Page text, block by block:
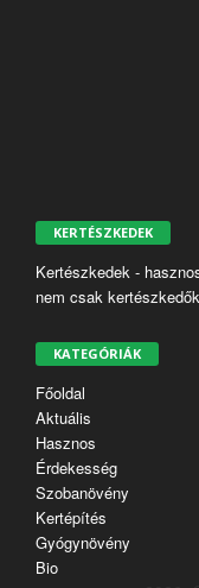
KERTÉSZKEDEK
Kertészkedek -
nem csak
KATEGÓRIÁK
Főoldal
Aktuális
Hasznos
Érdekesség
Szobanövény
Kertépítés
Gyógynövény
Bio